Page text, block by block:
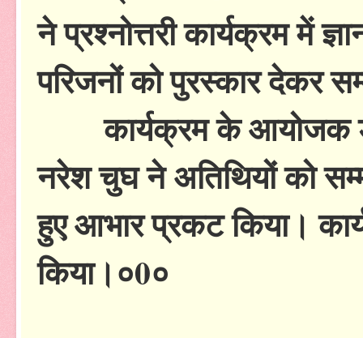
ने प्रश्नोत्तरी कार्यक्रम में
परिजनों को पुरस्कार देकर
कार्यक्रम के आयोजक
नरेश चुघ ने अतिथियों को
हुए आभार प्रकट किया।
किया।०0०